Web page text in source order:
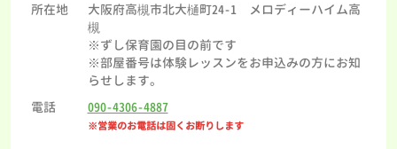
所在地
大阪府高槻市北大樋町24-1 メロディーハイム高
槻
※ずし保育園の目の前です
※部屋番号は体験レッスンをお申込みの方にお知
らせします。
電話
090-4306-4887
※営業のお電話は固くお断りします